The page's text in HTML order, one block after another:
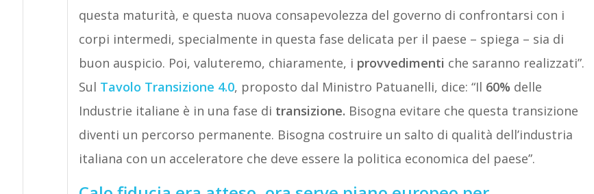
questa maturità, e questa nuova consapevolezza del governo di confrontarsi con i
corpi intermedi, specialmente in questa fase delicata per il paese – spiega – sia di
buon auspicio. Poi, valuteremo, chiaramente, i provvedimenti che saranno realizzati”.
Sul Tavolo Transizione 4.0, proposto dal Ministro Patuanelli, dice: “Il 60% delle
Industrie italiane è in una fase di transizione. Bisogna evitare che questa transizione
diventi un percorso permanente. Bisogna costruire un salto di qualità dell’industria
italiana con un acceleratore che deve essere la politica economica del paese”.